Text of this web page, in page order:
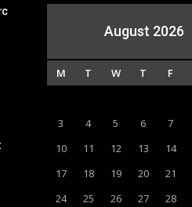
August 2026
M T W T F
3
4 5 6 7
10
11 12 13 14
17
18 19 20 21
24
25 26 27 28